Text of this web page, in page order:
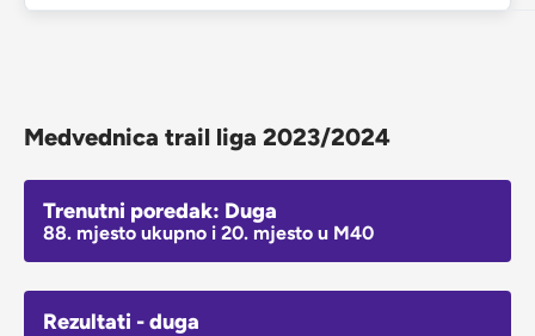
Medvednica trail liga 2023/2024
Trenutni poredak: Duga
88. mjesto ukupno i 20. mjesto u M40
Rezultati - duga